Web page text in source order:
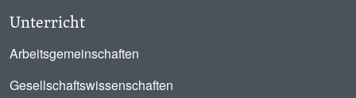
Unterricht
Arbeitsgemeinschaften
Gesellschaftswissenschaften